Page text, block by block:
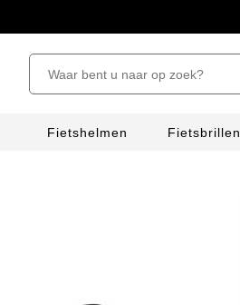
Fietshelmen Fietsbrillen